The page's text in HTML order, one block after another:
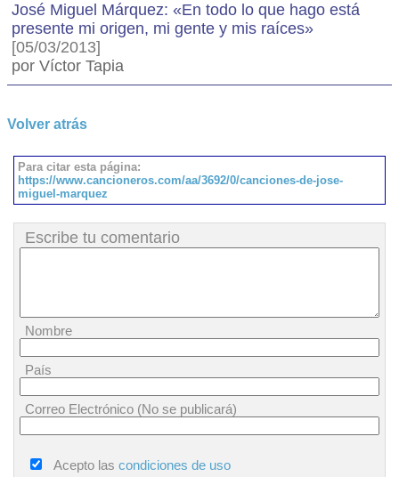
José Miguel Márquez: «En todo lo que hago está
presente mi origen, mi gente y mis raíces»
[05/03/2013]
por Víctor Tapia
Volver atrás
Para citar esta página:
https://www.cancioneros.com/aa/3692/0/canciones-de-jose-
miguel-marquez
Escribe tu comentario
Nombre
País
Correo Electrónico (No se publicará)
Acepto las condiciones de uso